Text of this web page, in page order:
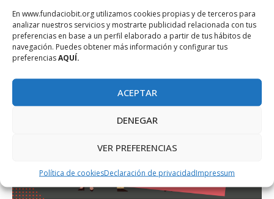
En www.fundaciobit.org utilizamos cookies propias y de terceros para
analizar nuestros servicios y mostrarte publicidad relacionada con tus
preferencias en base a un perfil elaborado a partir de tus hábitos de
navegación. Puedes obtener más información y configurar tus
preferenciasAQUÍ.
ACEPTAR
DENEGAR
VER PREFERENCIAS
Política de cookiesDeclaración de privacidadImpressum